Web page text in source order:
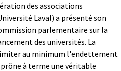
des associations
Laval) a présenté son
parlementaire sur la
des universités. La
au minimum l'endettement
à terme une véritable